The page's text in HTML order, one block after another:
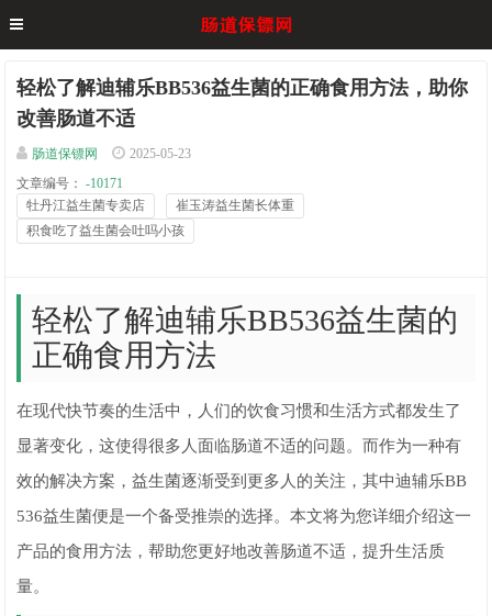
轻松了解迪辅乐BB536益生菌的正确食用方法，助你
改善肠道不适
肠道保镖网
2025-05-23
文章编号：
-10171
牡丹江益生菌专卖店
崔玉涛益生菌长体重
积食吃了益生菌会吐吗小孩
轻松了解迪辅乐BB536益生菌的
正确食用方法
在现代快节奏的生活中，人们的饮食习惯和生活方式都发生了
显著变化，这使得很多人面临肠道不适的问题。而作为一种有
效的解决方案，益生菌逐渐受到更多人的关注，其中迪辅乐BB
536益生菌便是一个备受推崇的选择。本文将为您详细介绍这一
产品的食用方法，帮助您更好地改善肠道不适，提升生活质
量。